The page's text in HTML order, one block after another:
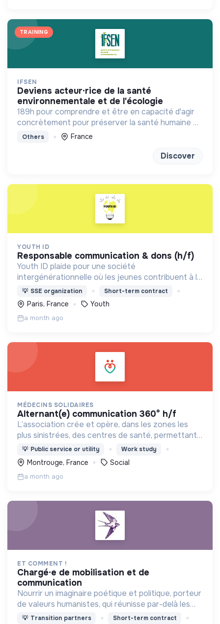
TRAINING
IFSEN
deviens acteur·rice de la santé
environnementale et de l'écologie
189h pour comprendre et être en capacité d'agir
concrètement pour préserver la santé humaine et
planétaire
Others France
Discover
YOUTH ID
responsable communication & dons (h/f)
Youth ID plaide pour une société
intergénérationnelle où les jeunes contribuent à la
construction d’un monde durable. Accompagner la
jeunesse, plus particulièrement les publics
prioritaires, à agir
💡 SSE organization Short-term contract
Paris, France Youth
a month ago
MÉDECINS SOLIDAIRES
alternant(e) communication 360° h/f
L’association crée et opère, dans les zones les
plus sinistrées, des centres de santé, permettant
aux populations de retrouver une porte à laquelle
frapper lorsque le besoin médical survient.
💡 Public service or utility Work study
Montrouge, France Social
a month ago
ET COMMENT !
chargé·e de mobilisation et de
communication
Nourrir un imaginaire poétique et politique, porteur
de valeurs humanistes, qui réunisse par-delà les
différences de sensibilités en s'adressant aux
💡 Transition partners Short-term contract